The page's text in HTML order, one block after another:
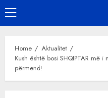
Primary
Menu
Home
Aktualitet
Kush është bosi SHQIPTAR më
përmend!